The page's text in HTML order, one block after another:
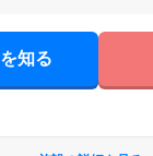
知る